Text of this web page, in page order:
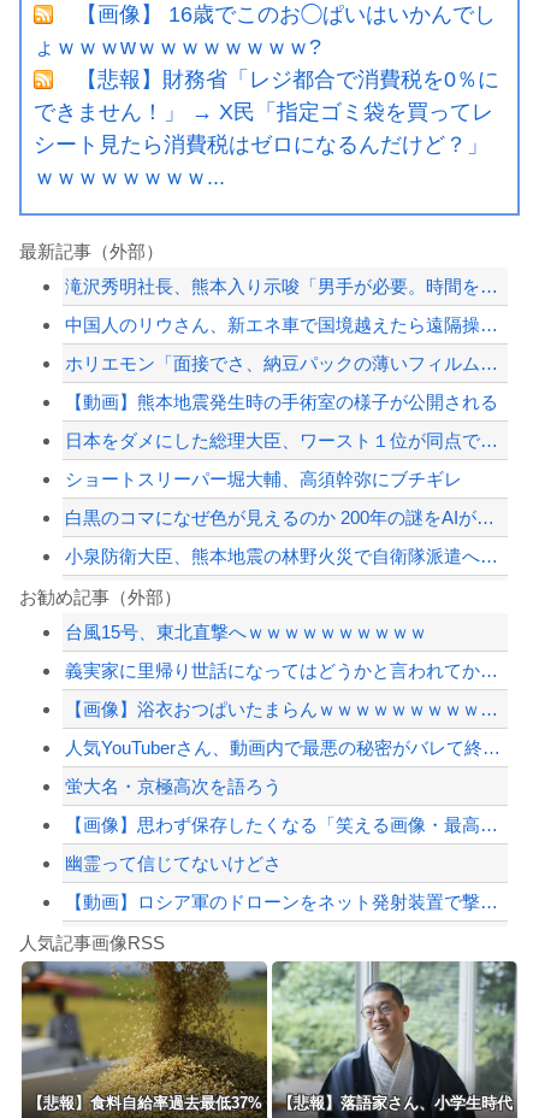
【画像】 16歳でこのお◯ぱいはいかんでし
ょｗｗｗwｗｗｗｗｗｗｗｗ?
【悲報】財務省「レジ都合で消費税を0％に
できません！」 → X民「指定ゴミ袋を買ってレ
シート見たら消費税はゼロになるんだけど？」
ｗｗｗｗｗｗｗｗ...
最新記事（外部）
滝沢秀明社長、熊本入り示唆「男手が必要。時間を見つけて行きたい」
中国人のリウさん、新エネ車で国境越えたら遠隔操作で30時間ロックされる！
ホリエモン「面接でさ、納豆パックの薄いフィルムって何のために入っていの？って聞く...
【動画】熊本地震発生時の手術室の様子が公開される
日本をダメにした総理大臣、ワースト１位が同点でこの人ｗｗｗｗｗｗ
ショートスリーパー堀大輔、高須幹弥にブチギレ
白黒のコマになぜ色が見えるのか 200年の謎をAIが解明！
小泉防衛大臣、熊本地震の林野火災で自衛隊派遣へ！←「迅速な対応だ！」「次の首相は...
【画像】あのちゃんの後ろ姿、「デカい」「いや普通」で大論争ｗｗｗｗ
【悲報】中日・金丸夢斗(5勝8敗)、もうすぐ中継ぎ(橋本4勝1敗)に勝ち星が追い...
【配信者】「金バエ」のSNS更新が1週間途絶え、様々な憶測が飛び交う。1週間ぶり...
Powered by livedoor 相互RSS
お勧め記事（外部）
台風15号、東北直撃へｗｗｗｗｗｗｗｗｗｗ
義実家に里帰り世話になってはどうかと言われてかなり悩んでいる
【画像】浴衣おつぱいたまらんｗｗｗｗｗｗｗｗｗｗｗ
人気YouTuberさん、動画内で最悪の秘密がバレて終わる・・・
蛍大名・京極高次を語ろう
【画像】思わず保存したくなる「笑える画像・最高な画像」貼っていけｗｗｗｗｗ
幽霊って信じてないけどさ
【動画】ロシア軍のドローンをネット発射装置で撃墜するウクライナ。
実況「金メダルをとった萩野には俺さんへの挑戦権を手にしました！」俺「ほう君が萩野...
8/4のニュース
日本旅行キャンセルすべきか…1万年ぶり史上最大級の火山の兆し＝韓国の反応
更新中止のお知らせ
人気記事画像RSS
【悲報】食料自給率過去最低37%
【悲報】落語家さん、小学生時代